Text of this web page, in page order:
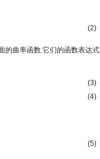
(2)
的曲率函数.它们的函数表达式
(3)
(4)
(5)